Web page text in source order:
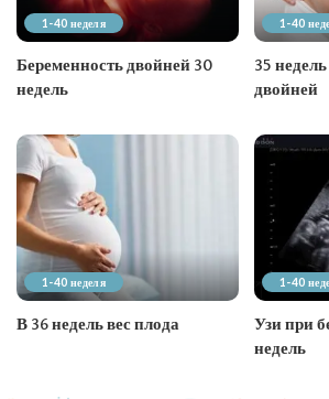
1-40 неделя
Беременность двойней 30
недель
1-40
35
двойней
1-40 неделя
В 36 недель вес плода
1-40
Узи при
недель